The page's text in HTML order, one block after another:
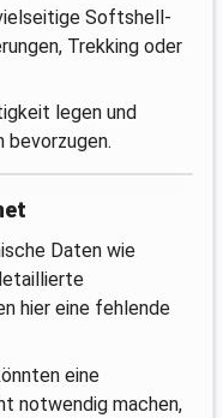
Softshell-
Trekking oder
legen und
Daten wie
hier eine fehlende
eine
notwendig machen,